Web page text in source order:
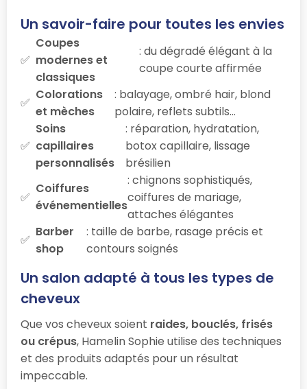
Un savoir-faire pour toutes les envies
Coupes
modernes et
classiques
: du dégradé élégant à la
coupe courte affirmée
Colorations
et mèches
: balayage, ombré hair, blond
polaire, reflets subtils…
Soins
capillaires
personnalisés
: réparation, hydratation,
botox capillaire, lissage
brésilien
Coiffures
événementielles
: chignons sophistiqués,
coiffures de mariage,
attaches élégantes
Barber
shop
: taille de barbe, rasage précis et
contours soignés
Un salon adapté à tous les types de
cheveux
Que vos cheveux soient raides, bouclés, frisés
ou crépus, Hamelin Sophie utilise des techniques
et des produits adaptés pour un résultat
impeccable.